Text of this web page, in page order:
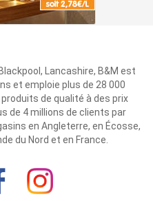
Lancashire, B&M est
et emploie plus de 28 000
de qualité à des prix
de 4 millions de clients par
en Angleterre, en Écosse,
du Nord et en France.